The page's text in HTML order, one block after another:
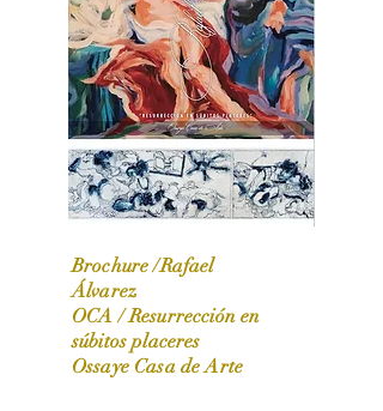
OCA|News 31 / Marzo-Abril / 2024
Brochure /Rafael
Álvarez
OCA /Resurrección en
súbitos placeres
Ossaye Casa de Arte